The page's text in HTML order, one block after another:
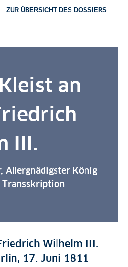
ZUR ÜBERSICHT DES DOSSIERS
an
III.
Allergnädigster König
Transskription
Wilhelm III.
17. Juni 1811